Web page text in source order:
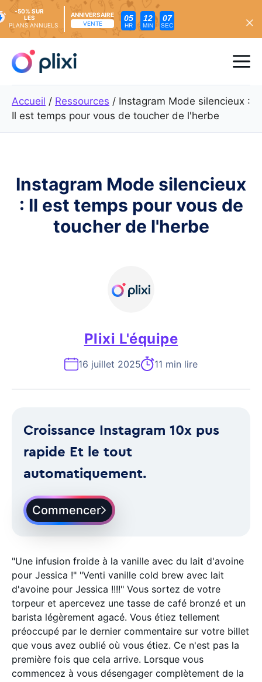
content
-50% SUR
LES
PLANS ANNUELS
ANNIVERSAIRE
VENTE
05
HR
12
MIN
05
SEC
Accueil / Ressources / Instagram Mode silencieux :
Il est temps pour vous de toucher de l'herbe
Instagram Mode silencieux
: Il est temps pour vous de
toucher de l'herbe
Plixi L'équipe
16 juillet 2025 11 min lire
Croissance Instagram 10x pus
rapide Et le tout
automatiquement.
Commencer
"Une infusion froide à la vanille avec du lait d'avoine
pour Jessica !" "Venti vanille cold brew avec lait
d'avoine pour Jessica !!!!" Vous sortez de votre
torpeur et apercevez une tasse de café bronzé et un
barista légèrement agacé. Vous étiez tellement
préoccupé par le dernier commentaire sur votre billet
que vous avez oublié où vous étiez. Ce n'est pas la
première fois que cela arrive. Lorsque vous
commencez à vous désengager complètement de la